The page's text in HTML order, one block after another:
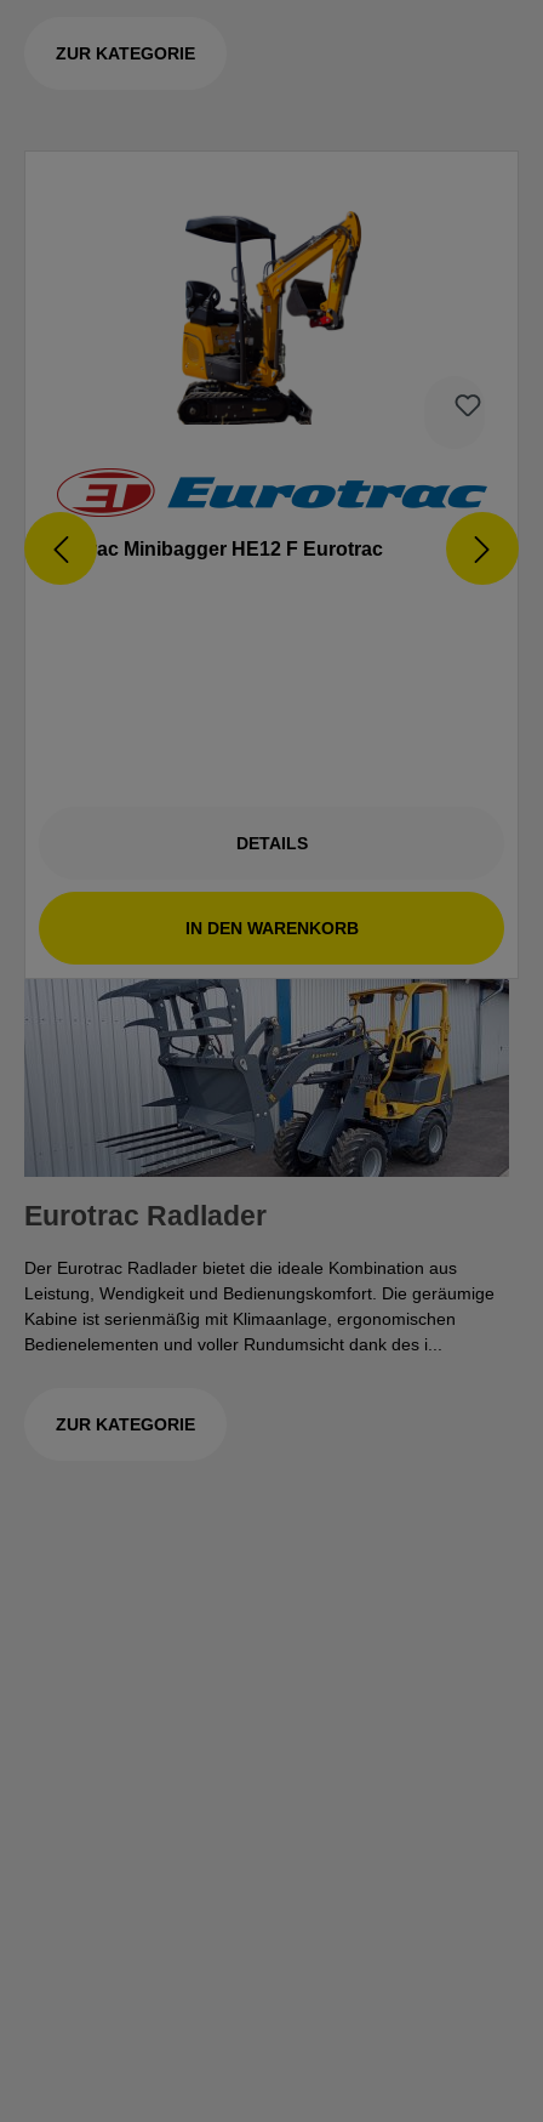
ZUR KATEGORIE
Eurotrac Minibagger HE12 F Eurotrac
DETAILS
IN DEN WARENKORB
Eurotrac Radlader
Der Eurotrac Radlader bietet die ideale Kombination aus
Leistung, Wendigkeit und Bedienungskomfort. Die geräumige
Kabine ist serienmäßig mit Klimaanlage, ergonomischen
Bedienelementen und voller Rundumsicht dank des i...
ZUR KATEGORIE